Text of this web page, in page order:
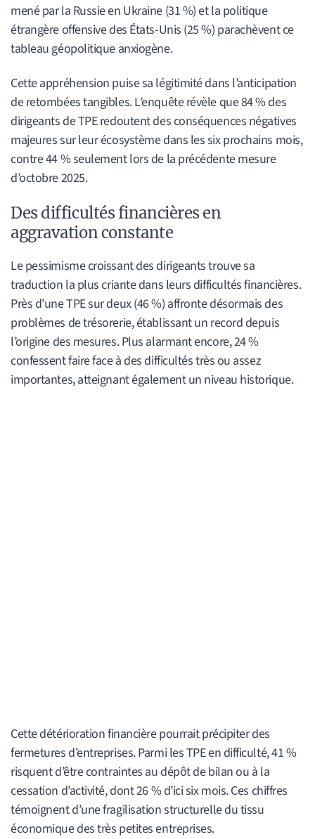
mené par la Russie en Ukraine (31 %) et la politique
étrangère offensive des États-Unis (25 %) parachèvent ce
tableau géopolitique anxiogène.
Cette appréhension puise sa légitimité dans l’anticipation
de retombées tangibles. L’enquête révèle que 84 % des
dirigeants de TPE redoutent des conséquences négatives
majeures sur leur écosystème dans les six prochains mois,
contre 44 % seulement lors de la précédente mesure
d’octobre 2025.
Des difficultés financières en
aggravation constante
Le pessimisme croissant des dirigeants trouve sa
traduction la plus criante dans leurs difficultés financières.
Près d’une TPE sur deux (46 %) affronte désormais des
problèmes de trésorerie, établissant un record depuis
l’origine des mesures. Plus alarmant encore, 24 %
confessent faire face à des difficultés très ou assez
importantes, atteignant également un niveau historique.
Cette détérioration financière pourrait précipiter des
fermetures d’entreprises. Parmi les TPE en difficulté, 41 %
risquent d’être contraintes au dépôt de bilan ou à la
cessation d’activité, dont 26 % d’ici six mois. Ces chiffres
témoignent d’une fragilisation structurelle du tissu
économique des très petites entreprises.